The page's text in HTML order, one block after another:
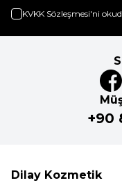
KVKK Sözleşmesi'ni
+90
Dilay Kozmetik